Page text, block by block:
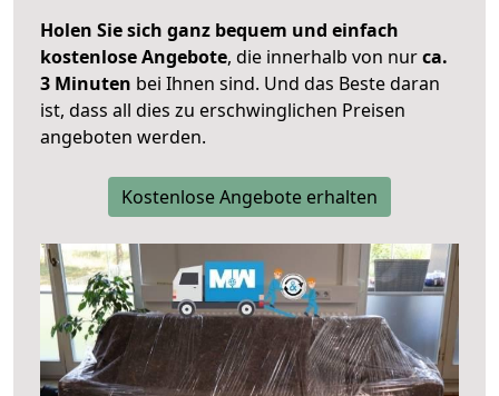
Holen Sie sich ganz bequem und einfach
kostenlose Angebote, die innerhalb von nurca.
3 Minuten bei Ihnen sind. Und das Beste daran
ist, dass all dies zu erschwinglichen Preisen
angeboten werden.
Kostenlose Angebote erhalten